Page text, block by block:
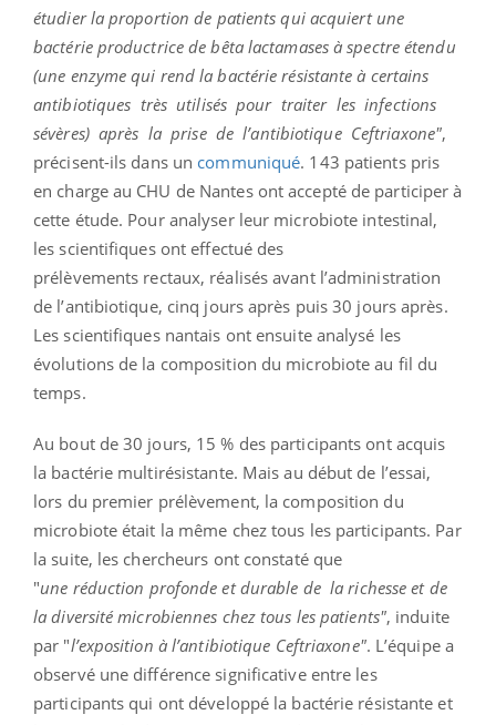
étudier la proportion de patients qui acquiert une
bactérie productrice de bêta lactamases à spectre étendu
(une enzyme qui rend la bactérie résistante à certains
antibiotiques très utilisés pour traiter les infections
sévères) après la prise de l’antibiotique Ceftriaxone",
précisent-ils dans un communiqué. 143 patients pris
en charge au CHU de Nantes ont accepté de participer à
cette étude. Pour analyser leur microbiote intestinal,
les scientifiques ont effectué des
prélèvements rectaux, réalisés avant l’administration
de l’antibiotique, cinq jours après puis 30 jours après.
Les scientifiques nantais ont ensuite analysé les
évolutions de la composition du microbiote au fil du
temps.
Au bout de 30 jours, 15 % des participants ont acquis
la bactérie multirésistante. Mais au début de l’essai,
lors du premier prélèvement, la composition du
microbiote était la même chez tous les participants. Par
la suite, les chercheurs ont constaté que
"une réduction profonde et durable de la richesse et de
la diversité microbiennes chez tous les patients", induite
par "l’exposition à l’antibiotique Ceftriaxone". L’équipe a
observé une différence significative entre les
participants qui ont développé la bactérie résistante et